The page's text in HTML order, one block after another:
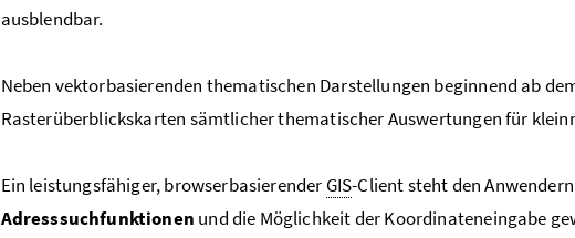
ausblendbar.
Neben vektorbasierenden thematischen Darstellungen beginnend ab
Rasterüberblickskarten sämtlicher thematischer Auswertungen für
Ein leistungsfähiger, browserbasierender GIS-Client steht den
Adresssuchfunktionen und die Möglichkeit der Koordinateneingabe